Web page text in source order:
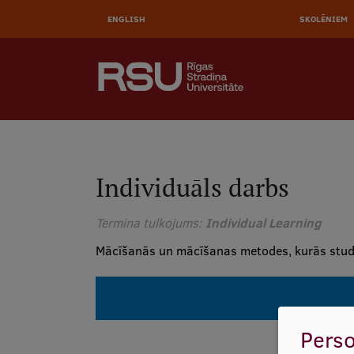
ENGLISH SKOLĒNIEM
Individuāls darbs
Termina tulkojums Individual Learning
Mācīšanās un mācīšanas metodes, kurās